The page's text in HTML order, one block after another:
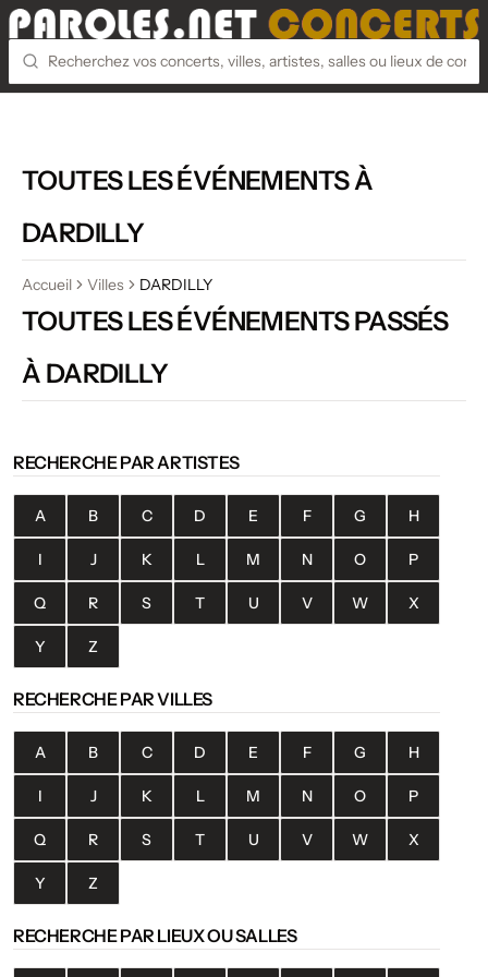
TOUTES LES ÉVÉNEMENTS À
DARDILLY
Accueil Villes DARDILLY
TOUTES LES ÉVÉNEMENTS PASSÉS
À DARDILLY
RECHERCHE PAR ARTISTES
A B C D E F G H
I J K L M N O P
Q R S T U V W X
Y Z
RECHERCHE PAR VILLES
A B C D E F G H
I J K L M N O P
Q R S T U V W X
Y Z
RECHERCHE PAR LIEUX OU SALLES